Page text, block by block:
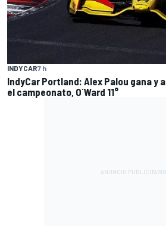
INDYCAR7 h
IndyCar Portland: Alex Palou gana y
el campeonato, O´Ward 11°